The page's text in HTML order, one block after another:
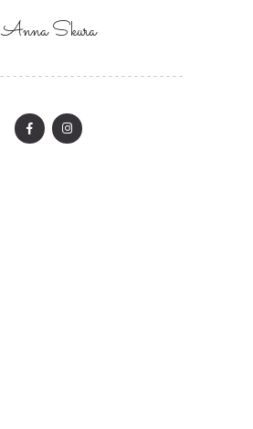
Anna Skura